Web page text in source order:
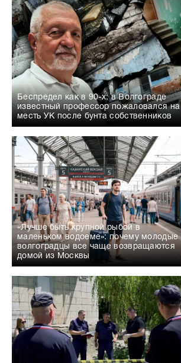
Беспредел как в 90-х: в Волгограде
известный профессор пожаловался на
месть УК после бунта собственников
«Лучше быть крупной рыбой в
маленьком водоеме»: почему молодые
волгоградцы все чаще возвращаются
домой из Москвы